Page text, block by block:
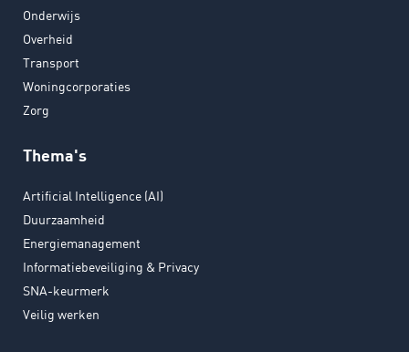
Onderwijs
Overheid
Transport
Woningcorporaties
Zorg
Thema's
Artificial Intelligence (AI)
Duurzaamheid
Energiemanagement
Informatiebeveiliging & Privacy
SNA-keurmerk
Veilig werken